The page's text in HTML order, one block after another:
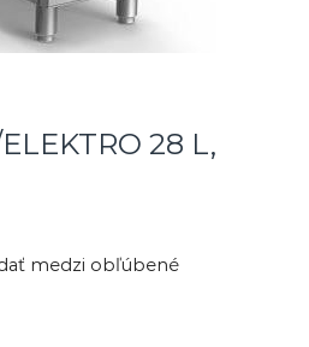
28 L,
medzi obľúbené